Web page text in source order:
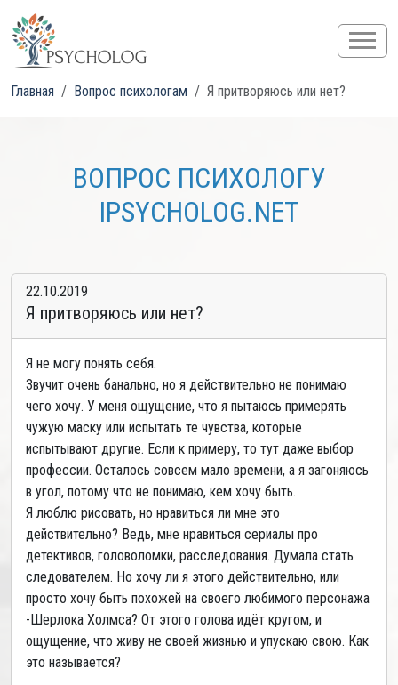
Главная Вопрос психологам Я притворяюсь или нет?
ВОПРОС ПСИХОЛОГУ
IPSYCHOLOG.NET
22.10.2019
Я притворяюсь или нет?
Я не могу понять себя.
Звучит очень банально, но я действительно не понимаю
чего хочу. У меня ощущение, что я пытаюсь примерять
чужую маску или испытать те чувства, которые
испытывают другие. Если к примеру, то тут даже выбор
профессии. Осталось совсем мало времени, а я загоняюсь
в угол, потому что не понимаю, кем хочу быть.
Я люблю рисовать, но нравиться ли мне это
действительно? Ведь, мне нравиться сериалы про
детективов, головоломки, расследования. Думала стать
следователем. Но хочу ли я этого действительно, или
просто хочу быть похожей на своего любимого персонажа
-Шерлока Холмса? От этого голова идёт кругом, и
ощущение, что живу не своей жизнью и упускаю свою. Как
это называется?